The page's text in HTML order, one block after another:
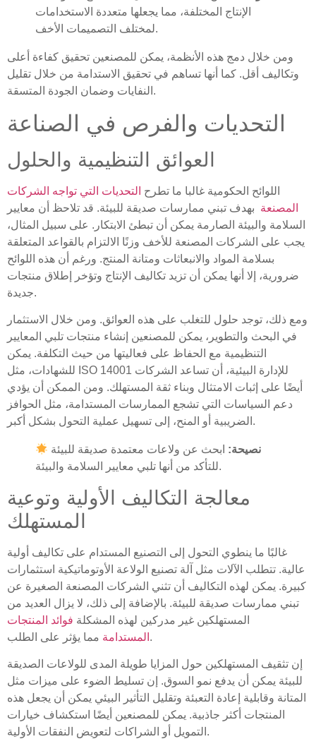
الإنتاج المختلفة، مما يجعلها متعددة الاستخدامات
لمختلف التصميمات الأخف.
ومن خلال دمج هذه الأنظمة، يمكن للمصنعين تحقيق كفاءة أعلى
وتكاليف أقل. كما أنها تساهم في تحقيق الاستدامة من خلال تقليل
النفايات وضمان الجودة المتسقة.
التحديات والفرص في الصناعة
العوائق التنظيمية والحلول
اللوائح الحكومية غالبا ما تطرح التحديات التي تواجه الشركات
المصنعة بهدف تبني ممارسات صديقة للبيئة. قد تلاحظ أن معايير
السلامة والبيئة الصارمة يمكن أن تبطئ الابتكار. على سبيل المثال،
يجب على الشركات المصنعة للأخف وزنًا الالتزام بالقواعد المتعلقة
بسلامة المواد والانبعاثات ومتانة المنتج. ورغم أن هذه اللوائح
ضرورية، إلا أنها يمكن أن تزيد تكاليف الإنتاج وتؤخر إطلاق منتجات
جديدة.
ومع ذلك، توجد حلول للتغلب على هذه العوائق. ومن خلال الاستثمار
في البحث والتطوير، يمكن للمصنعين إنشاء منتجات تلبي المعايير
التنظيمية مع الحفاظ على فعاليتها من حيث التكلفة. يمكن
للشهادات، مثل ISO 14001 للإدارة البيئية، أن تساعد الشركات
أيضًا على إثبات الامتثال وبناء ثقة المستهلك. ومن الممكن أن يؤدي
دعم السياسات التي تشجع الممارسات المستدامة، مثل الحوافز
الضريبية أو المنح، إلى تسهيل عملية التحول بشكل أكبر.
نصيحة: ابحث عن ولاعات معتمدة صديقة للبيئة
للتأكد من أنها تلبي معايير السلامة والبيئة.
معالجة التكاليف الأولية وتوعية
المستهلك
غالبًا ما ينطوي التحول إلى التصنيع المستدام على تكاليف أولية
عالية. تتطلب الآلات مثل آلة تصنيع الولاعة الأوتوماتيكية استثمارات
كبيرة. يمكن لهذه التكاليف أن تثني الشركات المصنعة الصغيرة عن
تبني ممارسات صديقة للبيئة. بالإضافة إلى ذلك، لا يزال العديد من
المستهلكين غير مدركين لهذه المشكلة فوائد المنتجات
المستدامة مما يؤثر على الطلب.
إن تثقيف المستهلكين حول المزايا طويلة المدى للولاعات الصديقة
للبيئة يمكن أن يدفع نمو السوق. إن تسليط الضوء على ميزات مثل
المتانة وقابلية إعادة التعبئة وتقليل التأثير البيئي يمكن أن يجعل هذه
المنتجات أكثر جاذبية. يمكن للمصنعين أيضًا استكشاف خيارات
التمويل أو الشراكات لتعويض النفقات الأولية.